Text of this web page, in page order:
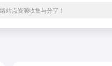
站点资源收集与分享！